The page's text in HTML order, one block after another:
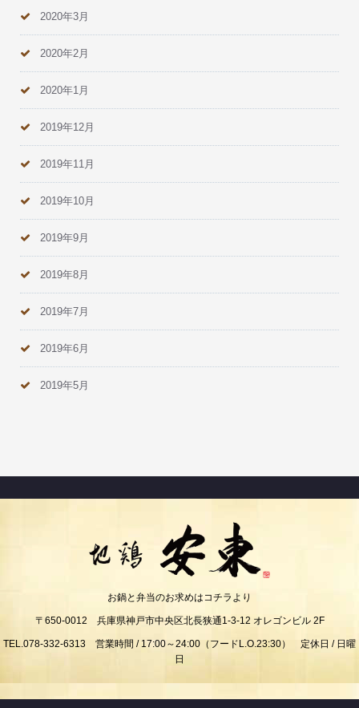
2020年3月
2020年2月
2020年1月
2019年12月
2019年11月
2019年10月
2019年9月
2019年8月
2019年7月
2019年6月
2019年5月
お鍋と弁当のお求めはコチラより
〒650-0012 兵庫県神戸市中央区北長狭通1-3-12 オレゴンビル 2F
TEL.078-332-6313 営業時間 / 17:00～24:00（フードL.O.23:30） 定休日 / 日曜
日